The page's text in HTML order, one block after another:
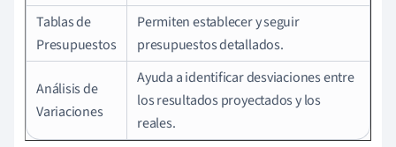
Tablas de
Presupuestos
Permiten establecer y seguir
presupuestos detallados.
Análisis de
Variaciones
Ayuda a identificar desviaciones entre
los resultados proyectados y los
reales.